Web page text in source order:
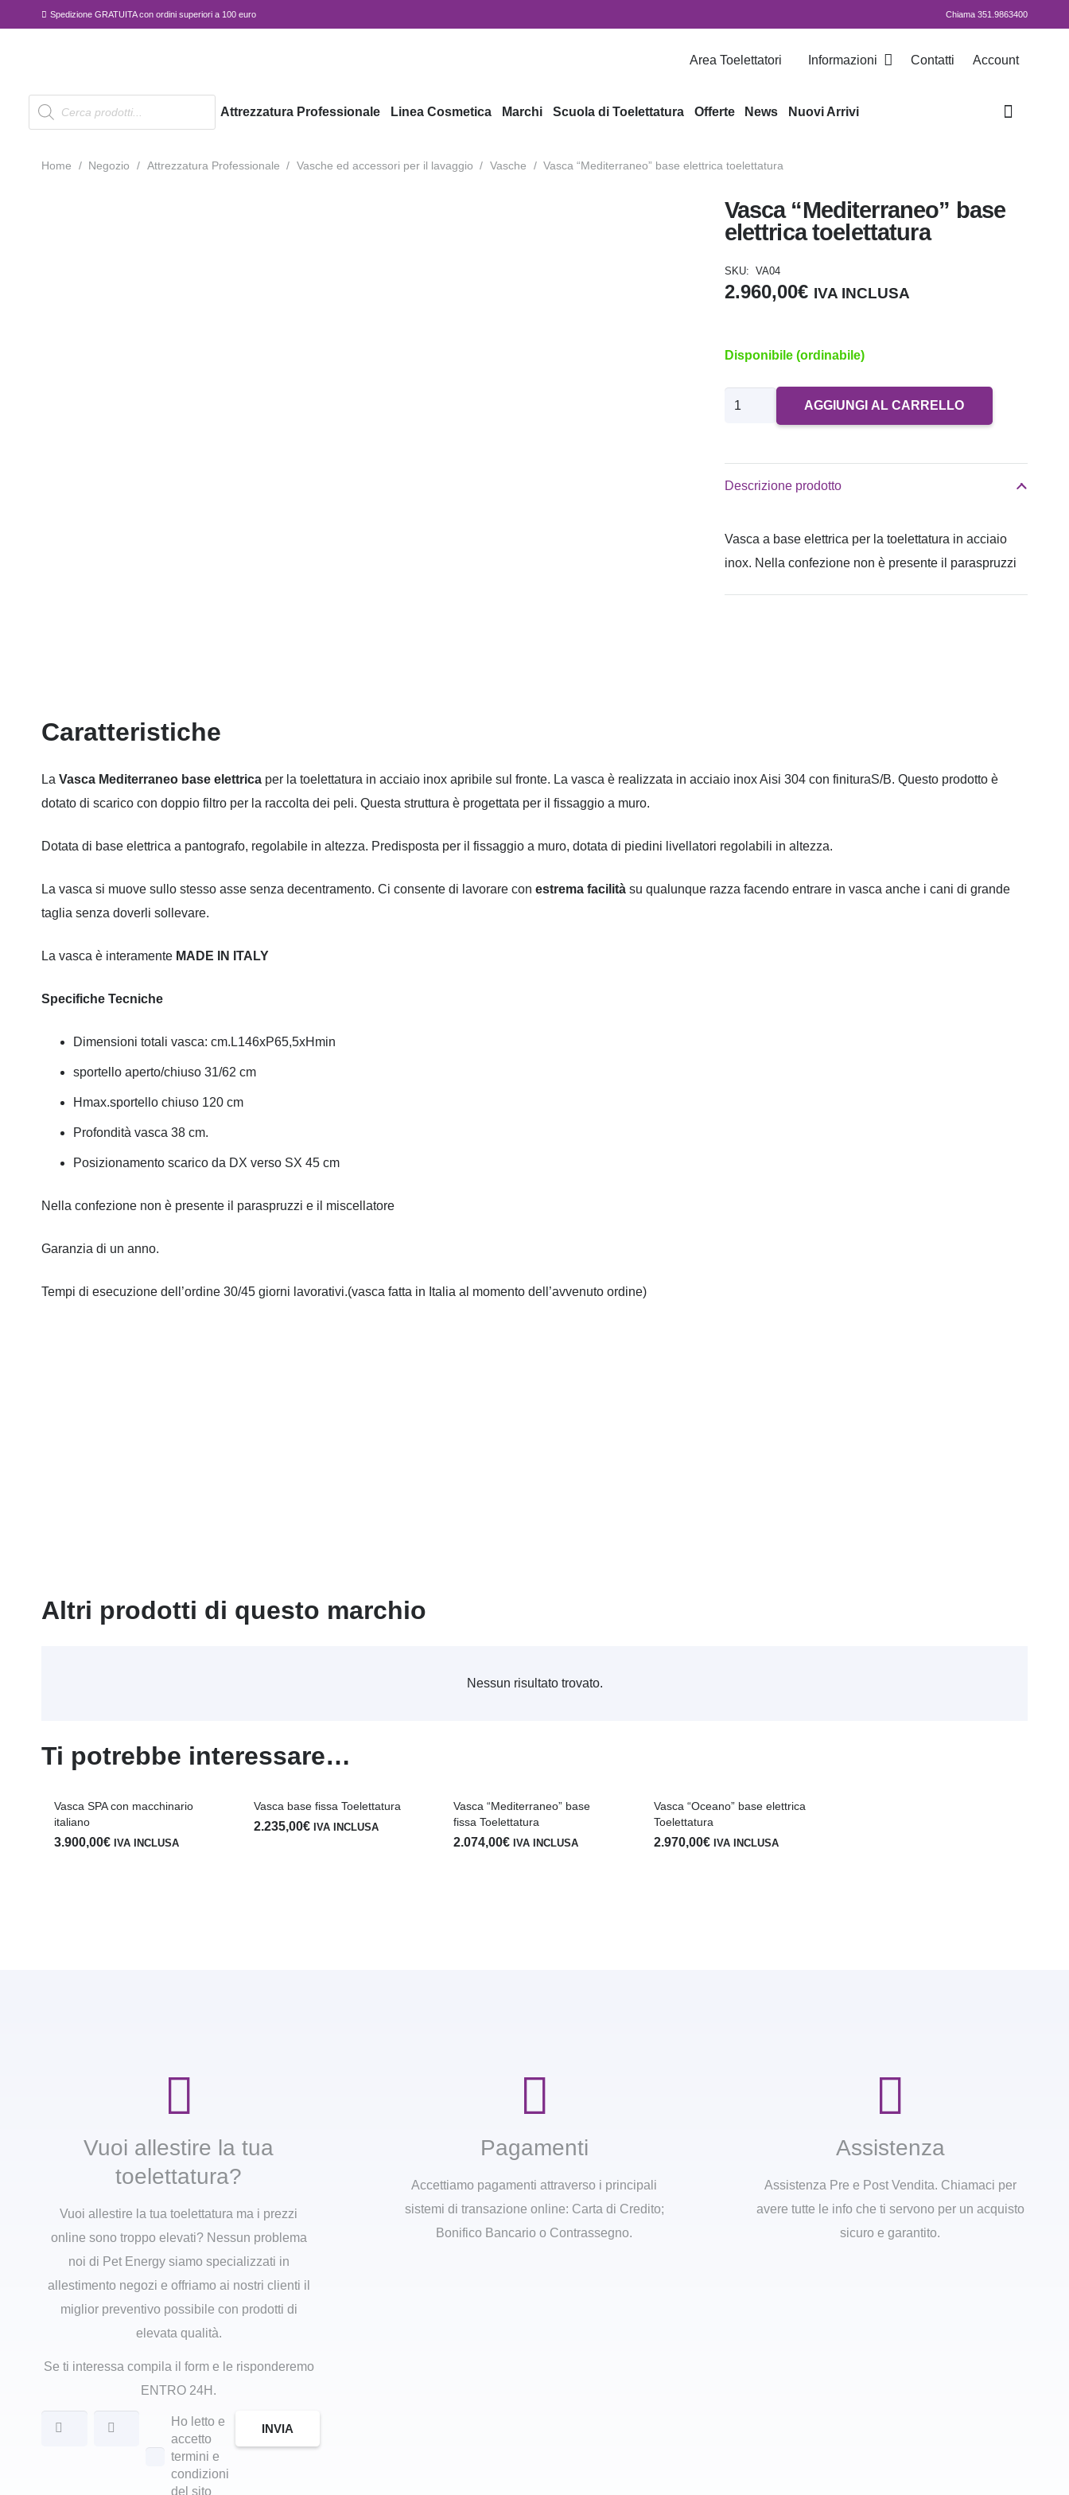
Spedizione GRATUITA con ordini superiori a 100 euro Chiama 351.9863400
Area Toelettatori Informazioni Contatti Account
Products
search
Attrezzatura Professionale Linea Cosmetica Marchi Scuola di Toelettatura Offerte News Nuovi Arrivi
Home / Negozio / Attrezzatura Professionale / Vasche ed accessori per il lavaggio / Vasche / Vasca “Mediterraneo” base elettrica toelettatura
Vasca “Mediterraneo” base
elettrica toelettatura
SKU: VA04
2.960,00€ IVA INCLUSA
Disponibile (ordinabile)
Vasca
"Mediterraneo"
toelettatura
AGGIUNGI AL CARRELLO
Descrizione prodotto
Vasca a base elettrica per la toelettatura in acciaio
inox. Nella confezione non è presente il paraspruzzi
Caratteristiche
La Vasca Mediterraneo base elettrica per la toelettatura in acciaio inox apribile sul fronte. La vasca è realizzata in acciaio inox Aisi 304 con finituraS/B. Questo prodotto è
dotato di scarico con doppio filtro per la raccolta dei peli. Questa struttura è progettata per il fissaggio a muro.
Dotata di base elettrica a pantografo, regolabile in altezza. Predisposta per il fissaggio a muro, dotata di piedini livellatori regolabili in altezza.
La vasca si muove sullo stesso asse senza decentramento. Ci consente di lavorare con estrema facilità su qualunque razza facendo entrare in vasca anche i cani di grande
taglia senza doverli sollevare.
La vasca è interamente MADE IN ITALY
Specifiche Tecniche
Dimensioni totali vasca: cm.L146xP65,5xHmin
sportello aperto/chiuso 31/62 cm
Hmax.sportello chiuso 120 cm
Profondità vasca 38 cm.
Posizionamento scarico da DX verso SX 45 cm
Nella confezione non è presente il paraspruzzi e il miscellatore
Garanzia di un anno.
Tempi di esecuzione dell’ordine 30/45 giorni lavorativi.(vasca fatta in Italia al momento dell’avvenuto ordine)
Altri prodotti di questo marchio
Nessun risultato trovato.
Ti potrebbe interessare…
Vasca SPA con macchinario
italiano
3.900,00€ IVA INCLUSA
Vasca base fissa Toelettatura
2.235,00€ IVA INCLUSA
Vasca “Mediterraneo” base
fissa Toelettatura
2.074,00€ IVA INCLUSA
Vasca “Oceano” base elettrica
Toelettatura
2.970,00€ IVA INCLUSA
Vuoi allestire la tua
toelettatura?
Vuoi allestire la tua toelettatura ma i prezzi
online sono troppo elevati? Nessun problema
noi di Pet Energy siamo specializzati in
allestimento negozi e offriamo ai nostri clienti il
miglior preventivo possibile con prodotti di
elevata qualità.
Se ti interessa compila il form e le risponderemo
ENTRO 24H.
Ho letto e
accetto
termini e
condizioni
del sito
INVIA
Pagamenti
Accettiamo pagamenti attraverso i principali
sistemi di transazione online: Carta di Credito;
Bonifico Bancario o Contrassegno.
Assistenza
Assistenza Pre e Post Vendita. Chiamaci per
avere tutte le info che ti servono per un acquisto
sicuro e garantito.